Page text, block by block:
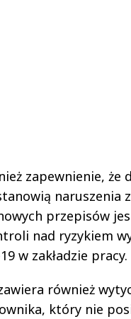
zapewnienie, że
naruszenia
przepisów
nad ryzykiem
w zakładzie pracy.
również
który nie